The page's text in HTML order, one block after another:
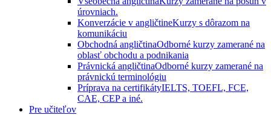
úrovniach.
Konverzácie v angličtineKurzy s dôrazom na
komunikáciu
Obchodná angličtinaOdborné kurzy zamerané na
oblasť obchodu a podnikania
Právnická angličtinaOdborné kurzy zamerané na
právnickú terminológiu
Príprava na certifikátyIELTS, TOEFL, FCE,
CAE, CEP a iné.
Pre učiteľov